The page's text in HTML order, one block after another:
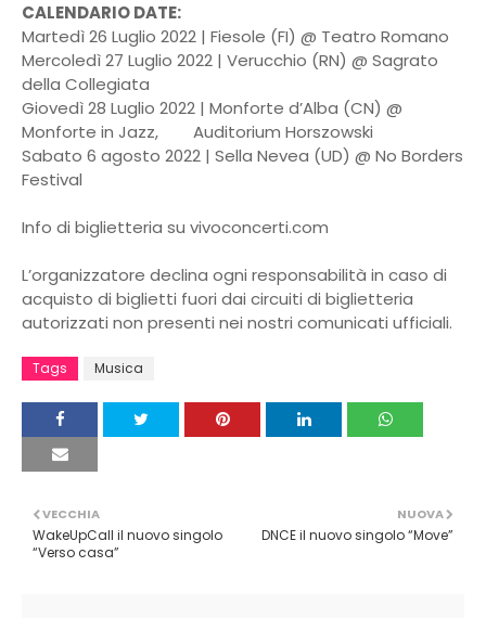
CALENDARIO DATE:
Martedì 26 Luglio 2022 | Fiesole (FI) @ Teatro Romano
Mercoledì 27 Luglio 2022 | Verucchio (RN) @ Sagrato
della Collegiata
Giovedì 28 Luglio 2022 | Monforte d’Alba (CN) @
Monforte in Jazz, Auditorium Horszowski
Sabato 6 agosto 2022 | Sella Nevea (UD) @ No Borders
Festival
Info di biglietteria su vivoconcerti.com
L’organizzatore declina ogni responsabilità in caso di
acquisto di biglietti fuori dai circuiti di biglietteria
autorizzati non presenti nei nostri comunicati ufficiali.
Tags Musica
NUOVA
DNCE il nuovo singolo “Move”
VECCHIA
WakeUpCall il nuovo singolo
“Verso casa”